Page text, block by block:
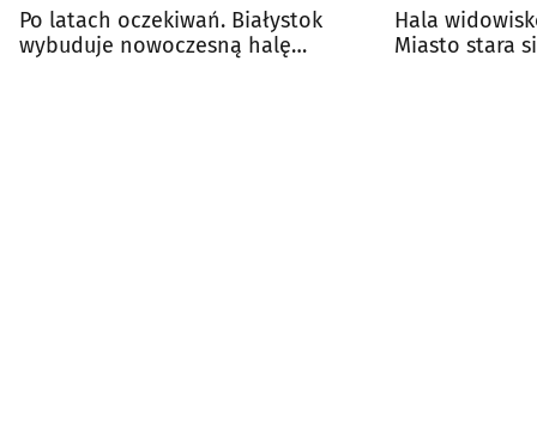
Po latach oczekiwań. Białystok
wybuduje nowoczesną halę
Hala
Miasto stara